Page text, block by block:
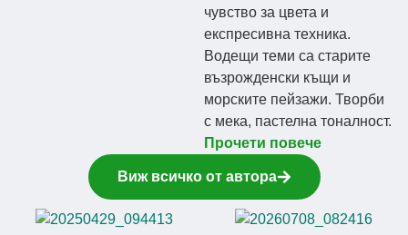
чувство за цвета и
експресивна техника.
Водещи теми са старите
възрожденски къщи и
морските пейзажи. Творби
с мека, пастелна тоналност.
Прочети повече
Виж всичко от автора